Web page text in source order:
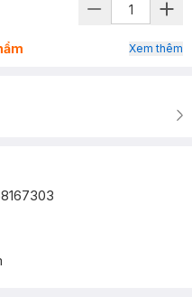
Xem thêm